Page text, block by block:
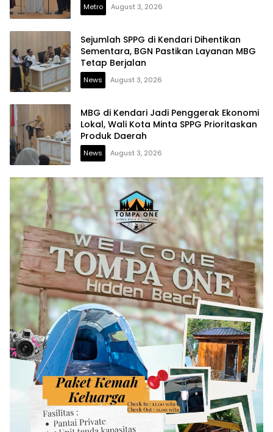
Metro August 3, 2026
Sejumlah SPPG di Kendari Dihentikan
Sementara, BGN Pastikan Layanan MBG
Tetap Berjalan
News August 3, 2026
MBG di Kendari Jadi Penggerak Ekonomi
Lokal, Wali Kota Minta SPPG Prioritaskan
Produk Daerah
News August 3, 2026